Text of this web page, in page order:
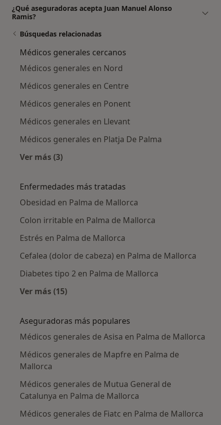
¿Qué aseguradoras acepta Juan Manuel Alonso
Ramis?
Búsquedas relacionadas
Médicos generales cercanos
Médicos generales en Nord
Médicos generales en Centre
Médicos generales en Ponent
Médicos generales en Llevant
Médicos generales en Platja De Palma
Ver más (3)
Enfermedades más tratadas
Obesidad en Palma de Mallorca
Colon irritable en Palma de Mallorca
Estrés en Palma de Mallorca
Cefalea (dolor de cabeza) en Palma de Mallorca
Diabetes tipo 2 en Palma de Mallorca
Ver más (15)
Aseguradoras más populares
Médicos generales de Asisa en Palma de Mallorca
Médicos generales de Mapfre en Palma de
Mallorca
Médicos generales de Mutua General de
Catalunya en Palma de Mallorca
Médicos generales de Fiatc en Palma de Mallorca